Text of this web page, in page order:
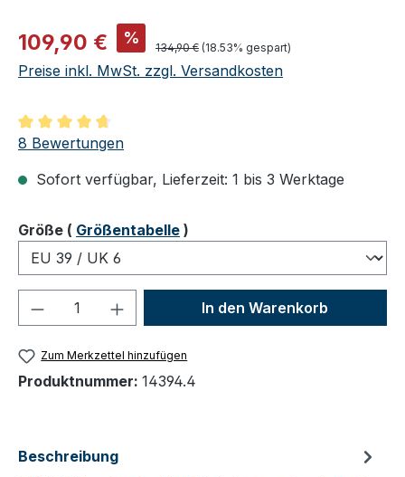
Verkaufspreis:
109,90 € % Regulärer Preis:
134,90 € (18.53% gespart)
Preise inkl. MwSt. zzgl. Versandkosten
Durchschnittliche Bewertung von 4.75 von 5 Sternen
8 Bewertungen
Sofort verfügbar, Lieferzeit: 1 bis 3 Werktage
Größeauswählen
( Größentabelle )
Produkt Anzahl: Gib denIn den Warenkorb
Zum Merkzettel hinzufügen
Produktnummer: 14394.4
Beschreibung